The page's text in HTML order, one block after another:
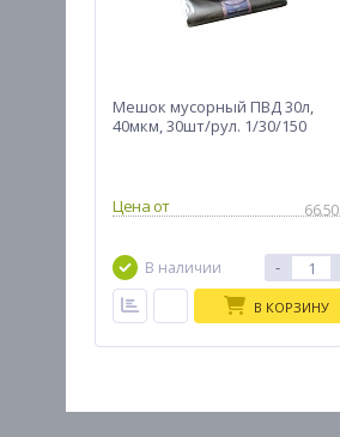
Мешок мусорный ПВД 30л,
40мкм, 30шт/рул. 1/30/150
66.50
В наличии -
В КОРЗИНУ